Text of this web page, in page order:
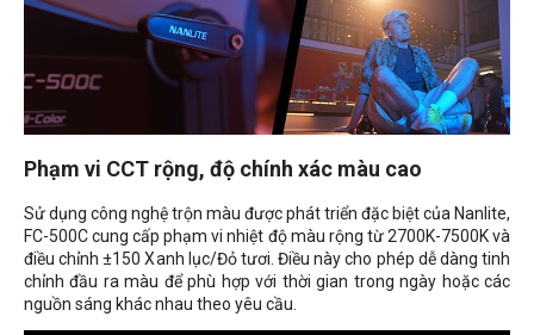
Phạm vi CCT rộng, độ chính xác màu cao
Sử dụng công nghệ trộn màu được phát triển đặc biệt của Nanlite,
FC-500C cung cấp phạm vi nhiệt độ màu rộng từ 2700K-7500K và
điều chỉnh ±150 Xanh lục/Đỏ tươi. Điều này cho phép dễ dàng tinh
chỉnh đầu ra màu để phù hợp với thời gian trong ngày hoặc các
nguồn sáng khác nhau theo yêu cầu.